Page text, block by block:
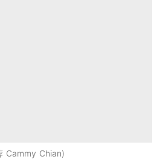
Cammy Chian